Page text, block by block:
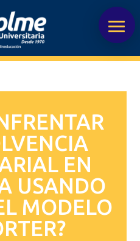
EN
USANDO
MODELO